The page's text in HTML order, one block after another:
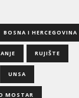
BOSNA I HERCEGOVINA
RUJIŠTE
UNSA
MOSTAR